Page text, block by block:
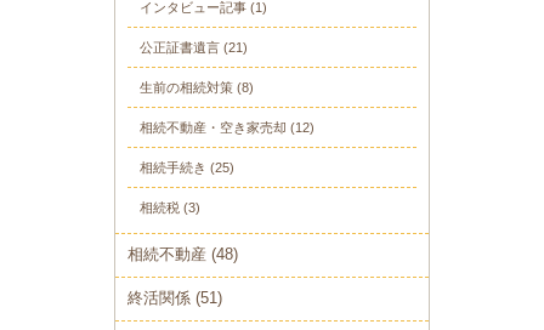
インタビュー記事 (1)
公正証書遺言 (21)
生前の相続対策 (8)
相続不動産・空き家売却 (12)
相続手続き (25)
相続税 (3)
相続不動産 (48)
終活関係 (51)